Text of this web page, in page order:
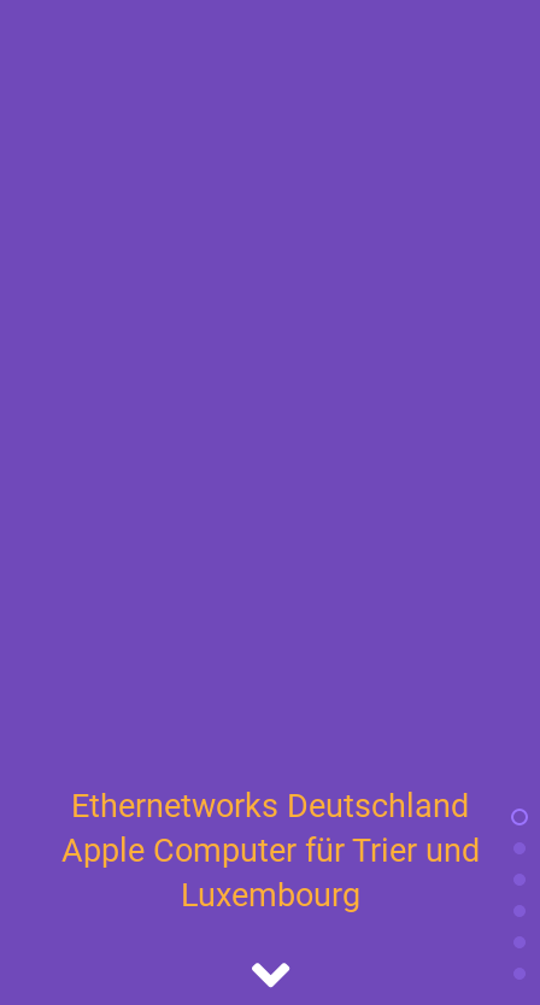
Ethernetworks Deutschland
Apple Computer für Trier und
Luxembourg